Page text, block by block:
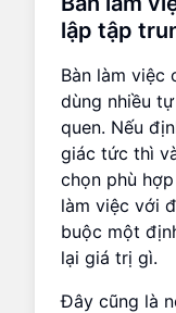
lập tập
Bàn làm việc
dùng nhiều
quen. Nếu
giác tức thì
chọn phù
làm việc với
buộc một
lại giá trị gì.
Đây cũng là